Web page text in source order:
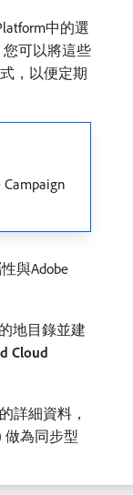
中的選
可以將這些
，以便定期
與Adobe
地目錄並建
Cloud
詳細資料，
​做為同步型